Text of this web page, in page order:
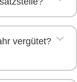
vergütet?